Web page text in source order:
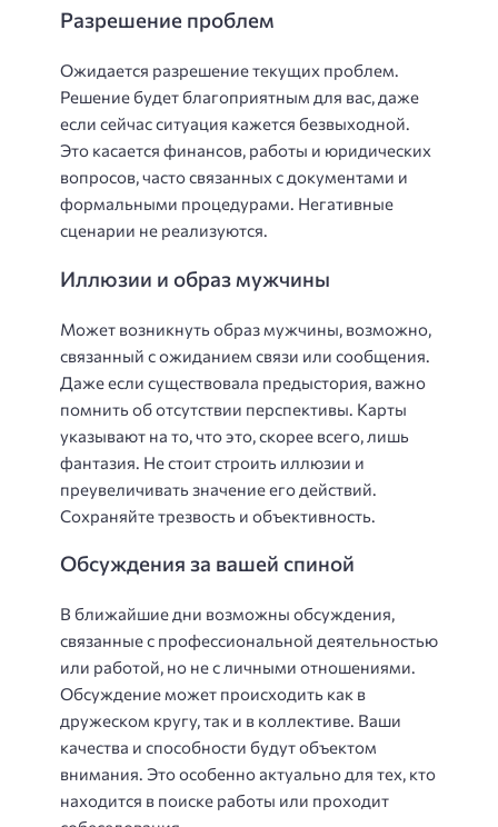
Разрешение проблем
Ожидается разрешение текущих проблем.
Решение будет благоприятным для вас, даже
если сейчас ситуация кажется безвыходной.
Это касается финансов, работы и юридических
вопросов, часто связанных с документами и
формальными процедурами. Негативные
сценарии не реализуются.
Иллюзии и образ мужчины
Может возникнуть образ мужчины, возможно,
связанный с ожиданием связи или сообщения.
Даже если существовала предыстория, важно
помнить об отсутствии перспективы. Карты
указывают на то, что это, скорее всего, лишь
фантазия. Не стоит строить иллюзии и
преувеличивать значение его действий.
Сохраняйте трезвость и объективность.
Обсуждения за вашей спиной
В ближайшие дни возможны обсуждения,
связанные с профессиональной деятельностью
или работой, но не с личными отношениями.
Обсуждение может происходить как в
дружеском кругу, так и в коллективе. Ваши
качества и способности будут объектом
внимания. Это особенно актуально для тех, кто
находится в поиске работы или проходит